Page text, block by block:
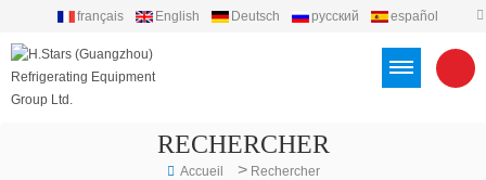
français English Deutsch русский
español
RECHERCHER
Accueil > Rechercher